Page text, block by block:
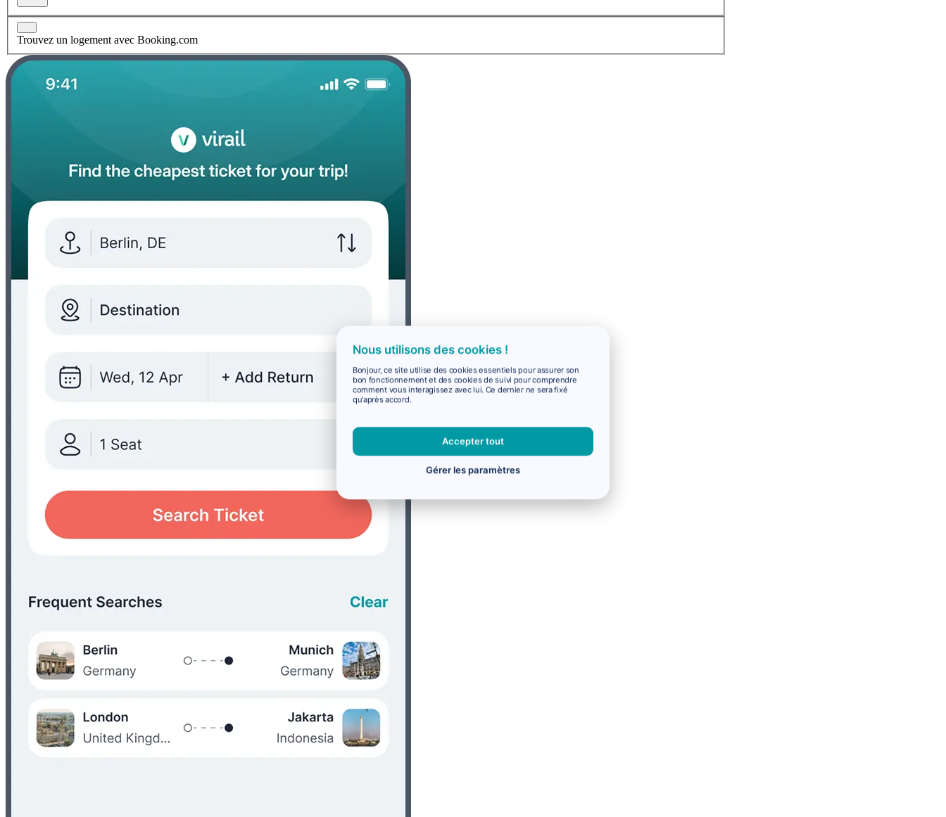
Trouvez un logement avec Booking.com
Nous utilisons des cookies !
Bonjour, ce site utilise des cookies essentiels pour assurer son
bon fonctionnement et des cookies de suivi pour comprendre
comment vous interagissez avec lui. Ce dernier ne sera fixé
qu'après accord.
Accepter tout
Gérer les paramètres